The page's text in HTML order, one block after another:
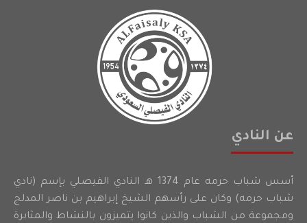
عن النادي
أسس شباب حرمه عام 1374 هـ النادي الفيصلي بإسم (نادي
شباب حرمه) وكان على رأسهم الشيخ إبراهيم بن ناصر المدلج
ومجموعة من الشباب والذين كانوا يتميزون بالنشاط والمثابرة